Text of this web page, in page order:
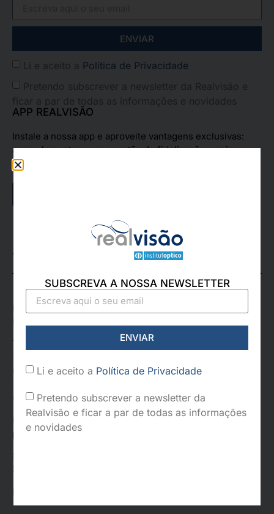
Li e aceito a Política de Privacidade
Pretendo subscrever a newsletter da Realvisão e
ficar a par de todas as informações e novidades
ENVIAR
APP REALVISÃO
Instale a nossa app e aproveite vantagens exclusivas:
acumule pontos com o cartão de fidelização e seja o
primeiro a conhecer novidades e novos produtos!
VILA REAL
Rua de Santa Iria, 9-A, Loja 3,
5000-446 Vila Real
Telefone:
+351 259 328 877
(Chamada para a rede fixa nacional)
+351 968 579 688
(Chamada para a rede móvel nacional)
Email:
posvenda_vr@realvisao.pt
Segunda – Sexta:
Sábado:
Registado na ERS:
SUBSCREVA A NOSSA NEWSLETTER
Li e aceito a Política de Privacidade
Pretendo subscrever a newsletter da
Realvisão e ficar a par de todas as informações
e novidades
ENVIAR